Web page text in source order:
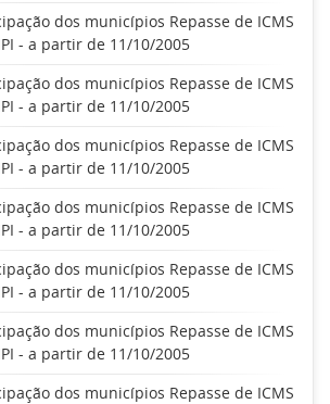
dos municípios Repasse de ICMS
- a partir de 11/10/2005
dos municípios Repasse de ICMS
- a partir de 11/10/2005
dos municípios Repasse de ICMS
- a partir de 11/10/2005
dos municípios Repasse de ICMS
- a partir de 11/10/2005
dos municípios Repasse de ICMS
- a partir de 11/10/2005
dos municípios Repasse de ICMS
- a partir de 11/10/2005
dos municípios Repasse de ICMS